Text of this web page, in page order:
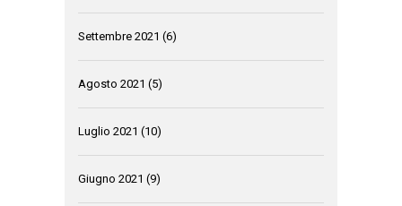
Settembre 2021 (6)
Agosto 2021 (5)
Luglio 2021 (10)
Giugno 2021 (9)